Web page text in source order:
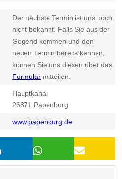
Der nächste Termin ist uns noch
nicht bekannt. Falls Sie aus der
Gegend kommen und den
neuen Termin bereits kennen,
können Sie uns diesen über das
Formular mitteilen.
Hauptkanal
26871 Papenburg
www.papenburg.de